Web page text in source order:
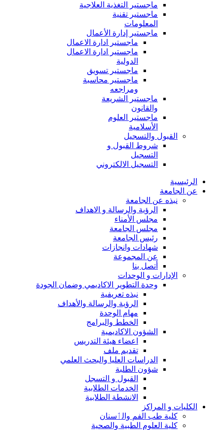
ماجستير التغذية العلاجية
ماجستير تقنية
المعلومات
ماجستير إدارة الأعمال
ماجستير ادارة الاعمال
ماجستير ادارة الاعمال
الدولية
ماجستير تسويق
ماجستير محاسبة
ومراجعه
ماجستير الشريعة
والقانون
ماجستير العلوم
الأسلامية
القبول والتسجيل
شروط القبول و
التسجيل
التسجيل الالكتروني
الرئيسية
عن الجامعة
نبذه عن الجامعة
الرؤية والرسالة و الاهداف
مجلس الأمناء
مجلس الجامعة
رئيس الجامعة
شهادات وانجازات
عن المجموعة
أتصل بنا
الإدارات و الوحدات
وحدة التطوير الاكاديمي وضمان الجودة
نبذه تعريفية
الرؤية والرسالة والأهداف
مهام الوحدة
الخطط والبرامج
الشؤون الاكاديمية
اعضاء هيئة التدريس
تقديم ملف
الدراسات العليا والبحث العلمي
شؤون الطلبة
القبول و التسجل
الخدمات الطلابية
الانشطة الطلابية
الكليات و المراكز
كلية طب الفم والٲسنان
كلية العلوم الطبية والصحية